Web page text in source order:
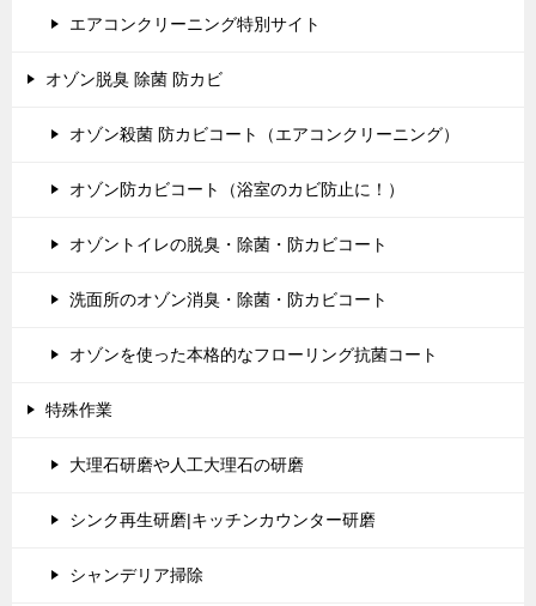
エアコンクリーニング特別サイト
オゾン脱臭 除菌 防カビ
オゾン殺菌 防カビコート（エアコンクリーニング）
オゾン防カビコート（浴室のカビ防止に！）
オゾントイレの脱臭・除菌・防カビコート
洗面所のオゾン消臭・除菌・防カビコート
オゾンを使った本格的なフローリング抗菌コート
特殊作業
大理石研磨や人工大理石の研磨
シンク再生研磨|キッチンカウンター研磨
シャンデリア掃除